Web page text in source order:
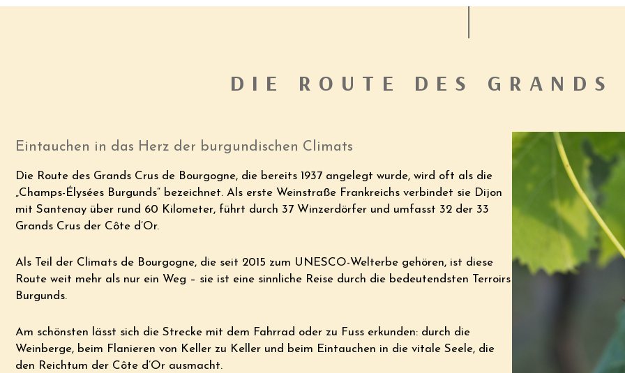
DIE ROUTE DES GRANDS
Eintauchen in das Herz der burgundischen Climats
Die Route des Grands Crus de Bourgogne, die bereits 1937 angelegt wurde, wird oft als die
„Champs-Élysées Burgunds“ bezeichnet. Als erste Weinstraße Frankreichs verbindet sie Dijon
mit Santenay über rund 60 Kilometer, führt durch 37 Winzerdörfer und umfasst 32 der 33
Grands Crus der Côte d’Or.
Als Teil der Climats de Bourgogne, die seit 2015 zum UNESCO-Welterbe gehören, ist diese
Route weit mehr als nur ein Weg – sie ist eine sinnliche Reise durch die bedeutendsten Terroirs
Burgunds.
Am schönsten lässt sich die Strecke mit dem Fahrrad oder zu Fuss erkunden: durch die
Weinberge, beim Flanieren von Keller zu Keller und beim Eintauchen in die vitale Seele, die
den Reichtum der Côte d’Or ausmacht.